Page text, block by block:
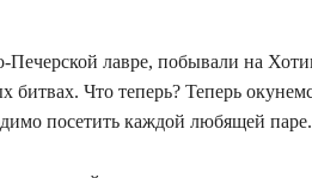
лавре, побывали на
битвах. Что теперь? Теперь
посетить каждой любящей паре.